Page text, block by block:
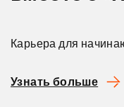
Карьера для
Узнать больше